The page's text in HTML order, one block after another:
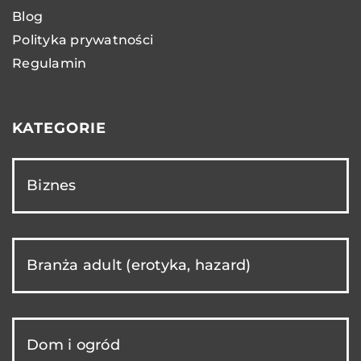
Blog
Polityka prywatności
Regulamin
KATEGORIE
Biznes
Branża adult (erotyka, hazard)
Dom i ogród